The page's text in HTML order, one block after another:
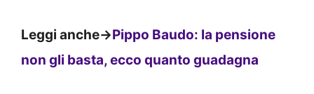
Leggi anche->Pippo Baudo: la pensione
non gli basta, ecco quanto guadagna